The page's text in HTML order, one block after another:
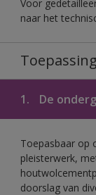
Voor
naar het
1. De
Toepasbaar op
pleisterwerk,
doorslag van